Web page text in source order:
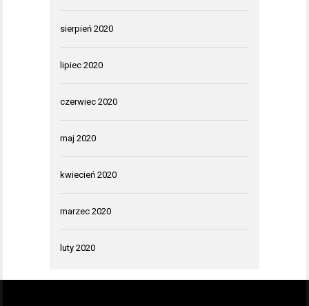
sierpień 2020
lipiec 2020
czerwiec 2020
maj 2020
kwiecień 2020
marzec 2020
luty 2020